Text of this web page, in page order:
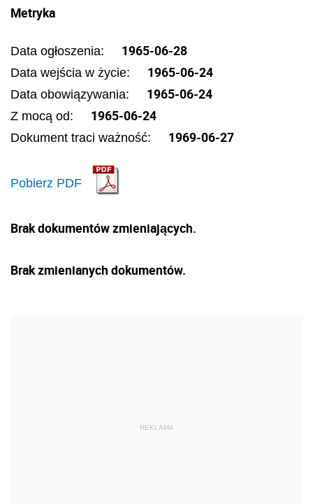
Metryka
Data ogłoszenia: 1965-06-28
Data wejścia w życie: 1965-06-24
Data obowiązywania: 1965-06-24
Z mocą od: 1965-06-24
Dokument traci ważność: 1969-06-27
Pobierz PDF
Brak dokumentów zmieniających.
Brak zmienianych dokumentów.